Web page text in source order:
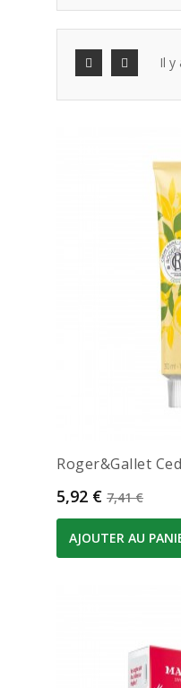
Il y
Roger&gallet
Prix
5,92 € Prix de
7,41 €
AJOUTER AU